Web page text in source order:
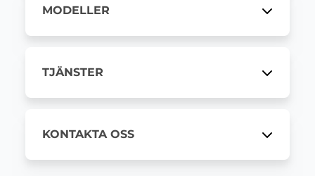
MODELLER
TJÄNSTER
KONTAKTA OSS